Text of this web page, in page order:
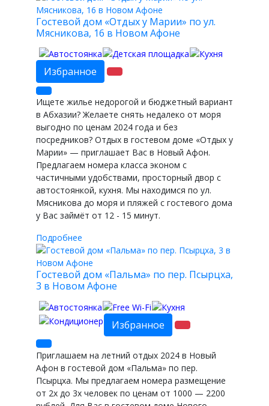
Гостевой дом «Отдых у Марии» по ул.
Мясникова, 16 в Новом Афоне
Избранное
Ищете жилье недорогой и бюджетный вариант
в Абхазии? Желаете снять недалеко от моря
выгодно по ценам 2024 года и без
посредников? Отдых в гостевом доме «Отдых у
Марии» — приглашает Вас в Новый Афон.
Предлагаем номера класса эконом с
частичными удобствами, просторный двор с
автостоянкой, кухня. Мы находимся по ул.
Мясникова до моря и пляжей с гостевого дома
у Вас займёт от 12 - 15 минут.
Подробнее
Гостевой дом «Пальма» по пер. Псырцха,
3 в Новом Афоне
Избранное
Приглашаем на летний отдых 2024 в Новый
Афон в гостевой дом «Пальма» по пер.
Псырцха. Мы предлагаем номера размещение
от 2х до 3х человек по ценам от 1000 — 2200